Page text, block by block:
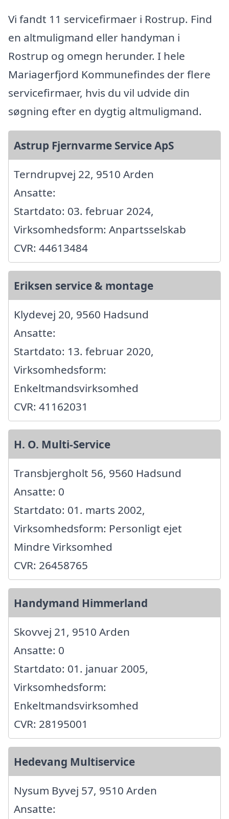
Vi fandt 11 servicefirmaer i Rostrup. Find
en altmuligmand eller handyman i
Rostrup og omegn herunder. I hele
Mariagerfjord Kommunefindes der flere
servicefirmaer, hvis du vil udvide din
søgning efter en dygtig altmuligmand.
Astrup Fjernvarme Service ApS
Terndrupvej 22, 9510 Arden
Ansatte:
Startdato: 03. februar 2024,
Virksomhedsform: Anpartsselskab
CVR: 44613484
Eriksen service & montage
Klydevej 20, 9560 Hadsund
Ansatte:
Startdato: 13. februar 2020,
Virksomhedsform:
Enkeltmandsvirksomhed
CVR: 41162031
H. O. Multi-Service
Transbjergholt 56, 9560 Hadsund
Ansatte: 0
Startdato: 01. marts 2002,
Virksomhedsform: Personligt ejet
Mindre Virksomhed
CVR: 26458765
Handymand Himmerland
Skovvej 21, 9510 Arden
Ansatte: 0
Startdato: 01. januar 2005,
Virksomhedsform:
Enkeltmandsvirksomhed
CVR: 28195001
Hedevang Multiservice
Nysum Byvej 57, 9510 Arden
Ansatte: